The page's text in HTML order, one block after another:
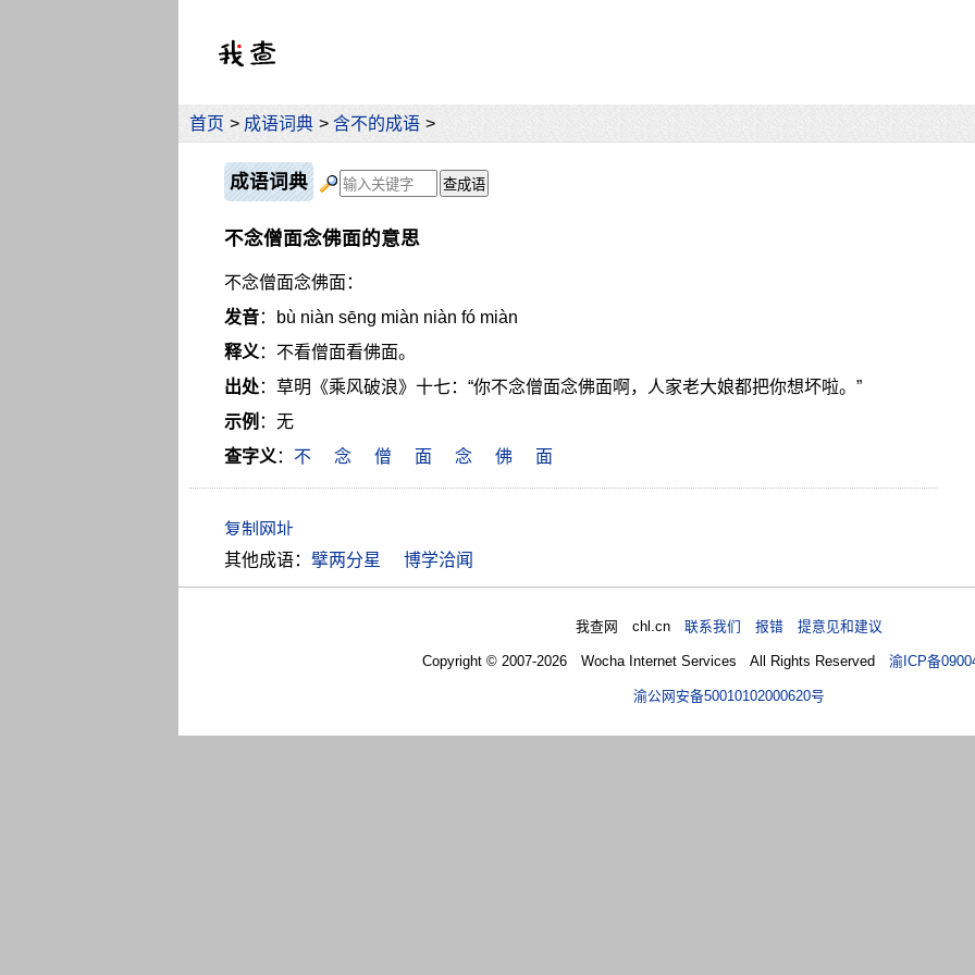
首页 > 成语词典 > 含不的成语 >
成语词典
不念僧面念佛面的意思
不念僧面念佛面：
发音：bù niàn sēng miàn niàn fó miàn
释义：不看僧面看佛面。
出处：草明《乘风破浪》十七：“你不念僧面念佛面啊，人家老大娘都把你想坏啦。”
示例 ：无
查字义： 不 念 僧 面 念 佛 面
其他成语： 擘两分星 博学洽闻
我查网 chl.cn联系我们 报错 提意见和建议
Copyright © 2007-2026 Wocha Internet Services All Rights Reserved渝ICP备
渝公网安备50010102000620号